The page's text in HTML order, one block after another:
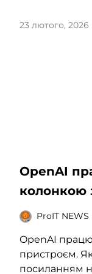
23 лютого, 2026
OpenAI
колонкою
ProIT NEWS
OpenAI
пристроєм.
посиланням